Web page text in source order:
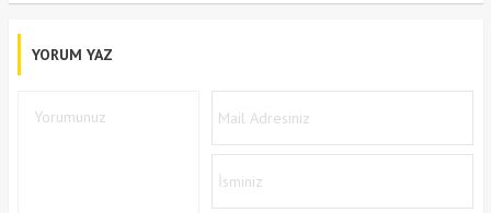
YORUM YAZ